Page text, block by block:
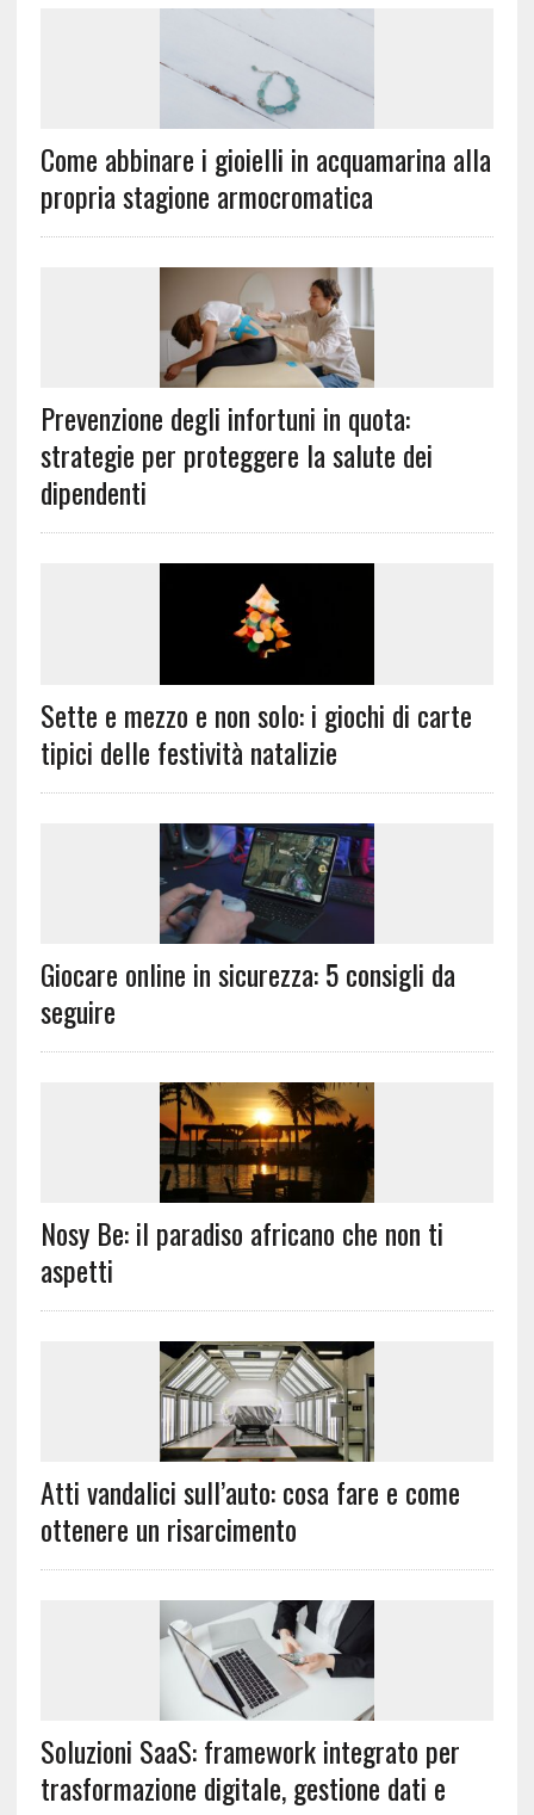
Come abbinare i gioielli in acquamarina alla
propria stagione armocromatica
Prevenzione degli infortuni in quota:
strategie per proteggere la salute dei
dipendenti
Sette e mezzo e non solo: i giochi di carte
tipici delle festività natalizie
Giocare online in sicurezza: 5 consigli da
seguire
Nosy Be: il paradiso africano che non ti
aspetti
Atti vandalici sull’auto: cosa fare e come
ottenere un risarcimento
Soluzioni SaaS: framework integrato per
trasformazione digitale, gestione dati e